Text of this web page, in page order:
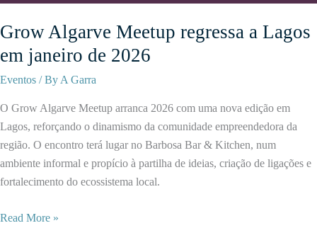
Grow Algarve Meetup regressa a Lagos
em janeiro de 2026
Eventos / By A Garra
O Grow Algarve Meetup arranca 2026 com uma nova edição em
Lagos, reforçando o dinamismo da comunidade empreendedora da
região. O encontro terá lugar no Barbosa Bar & Kitchen, num
ambiente informal e propício à partilha de ideias, criação de ligações e
fortalecimento do ecossistema local.
Grow
Read More »